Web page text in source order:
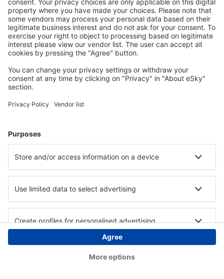
Copyright © eSky.hu Minden jog fenntartva.